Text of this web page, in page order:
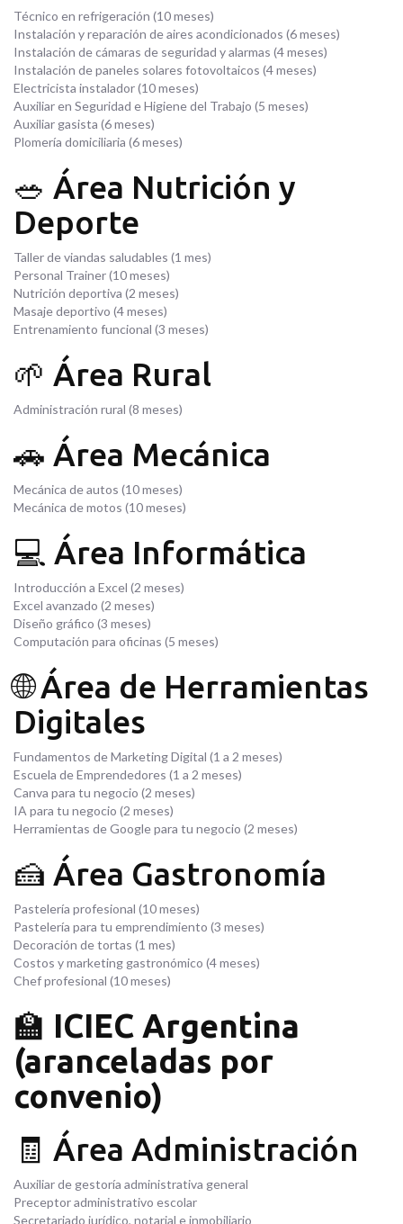
Técnico en refrigeración (10 meses)
Instalación y reparación de aires acondicionados (6 meses)
Instalación de cámaras de seguridad y alarmas (4 meses)
Instalación de paneles solares fotovoltaicos (4 meses)
Electricista instalador (10 meses)
Auxiliar en Seguridad e Higiene del Trabajo (5 meses)
Auxiliar gasista (6 meses)
Plomería domiciliaria (6 meses)
🥗 Área Nutrición y
Deporte
Taller de viandas saludables (1 mes)
Personal Trainer (10 meses)
Nutrición deportiva (2 meses)
Masaje deportivo (4 meses)
Entrenamiento funcional (3 meses)
🌱 Área Rural
Administración rural (8 meses)
🚗 Área Mecánica
Mecánica de autos (10 meses)
Mecánica de motos (10 meses)
💻 Área Informática
Introducción a Excel (2 meses)
Excel avanzado (2 meses)
Diseño gráfico (3 meses)
Computación para oficinas (5 meses)
🌐 Área de Herramientas
Digitales
Fundamentos de Marketing Digital (1 a 2 meses)
Escuela de Emprendedores (1 a 2 meses)
Canva para tu negocio (2 meses)
IA para tu negocio (2 meses)
Herramientas de Google para tu negocio (2 meses)
🍰 Área Gastronomía
Pastelería profesional (10 meses)
Pastelería para tu emprendimiento (3 meses)
Decoración de tortas (1 mes)
Costos y marketing gastronómico (4 meses)
Chef profesional (10 meses)
🏫 ICIEC Argentina
(aranceladas por
convenio)
🧾 Área Administración
Auxiliar de gestoría administrativa general
Preceptor administrativo escolar
Secretariado jurídico, notarial e inmobiliario